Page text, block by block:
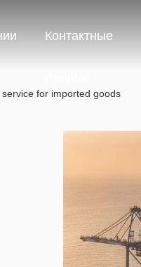
Контактные
for imported goods